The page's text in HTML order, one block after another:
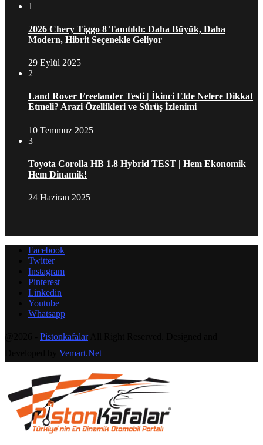
1
2026 Chery Tiggo 8 Tanıtıldı: Daha Büyük, Daha
Modern, Hibrit Seçenekle Geliyor
29 Eylül 2025
2
Land Rover Freelander Testi | İkinci Elde Nelere Dikkat
Etmeli? Arazi Özellikleri ve Sürüş İzlenimi
10 Temmuz 2025
3
Toyota Corolla HB 1.8 Hybrid TEST | Hem Ekonomik
Hem Dinamik!
24 Haziran 2025
Facebook
Twitter
Instagram
Pinterest
Linkedin
Youtube
Whatsapp
PistonkafalarAll Right Reserved. Designed and
Vemart.Net